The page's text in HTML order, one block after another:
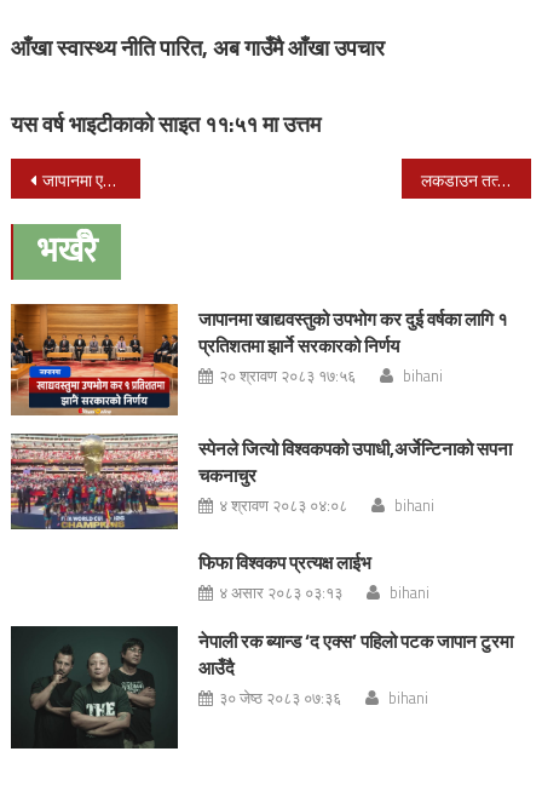
आँखा स्वास्थ्य नीति पारित, अब गाउँमै आँखा उपचार
यस वर्ष भाइटीकाको साइत ११:५१ मा उत्तम
Post
navigation
जापानमा एकै दिन ६ को मृत्यु, जम्मा कोरोना संक्रमित: ६२५४, मृतक :१२० जना लकडाउन तत्काल अन्त्य हुँदैन : प्रधानमन्त्री
भर्खरै
जापानमा खाद्यवस्तुको उपभोग कर दुई वर्षका लागि १
प्रतिशतमा झार्ने सरकारको निर्णय
२० श्रावण २०८३ १७:५६ bihani
स्पेनले जित्यो विश्वकपको उपाधी,अर्जेन्टिनाको सपना
चकनाचुर
४ श्रावण २०८३ ०४:०८ bihani
फिफा विश्वकप प्रत्यक्ष लाईभ
४ असार २०८३ ०३:१३ bihani
नेपाली रक ब्यान्ड ‘द एक्स’ पहिलो पटक जापान टुरमा
आउँदै
३० जेष्ठ २०८३ ०७:३६ bihani